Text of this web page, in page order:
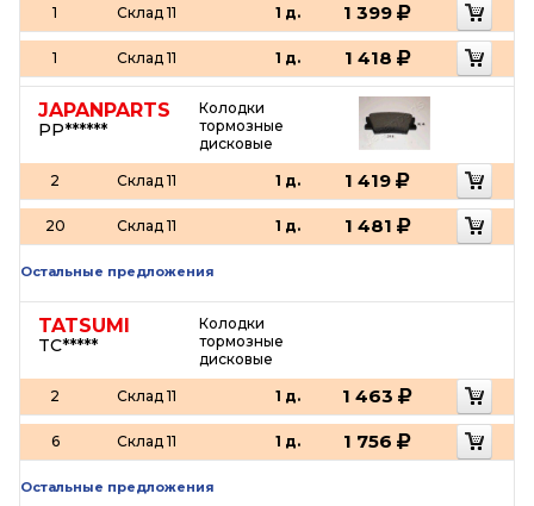
1 Склад 11 1 д. 1 399
1 Склад 11 1 д. 1 418
JAPANPARTS
PP******
Колодки
тормозные
дисковые
2 Склад 11 1 д. 1 419
20 Склад 11 1 д. 1 481
Остальные предложения
TATSUMI
TC*****
Колодки
тормозные
дисковые
2 Склад 11 1 д. 1 463
6 Склад 11 1 д. 1 756
Остальные предложения